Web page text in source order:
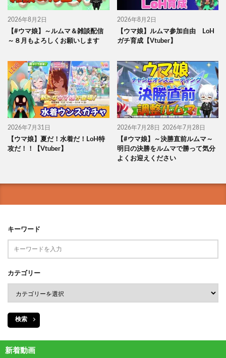
2026年8月2日
【#ウマ娘】～ルムマ＆雑談配信
～８月もよろしくお願いします
2026年8月2日
【ウマ娘】ルムマ参加自由 LoH
ガチ育成【Vtuber】
2026年7月31日
【ウマ娘】夏だ！水着だ！LoH特
攻だ！！【Vtuber】
2026年7月28日 2026年7月28日
【#ウマ娘】～決勝直前ルムマ～
明日の決勝をルムマで勝って気分
よくお迎えください
キーワード
カテゴリー
検索
新着動画